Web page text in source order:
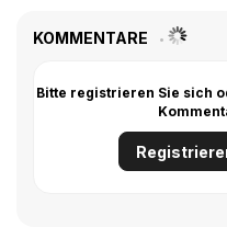
KOMMENTARE
Bitte registrieren Sie sich